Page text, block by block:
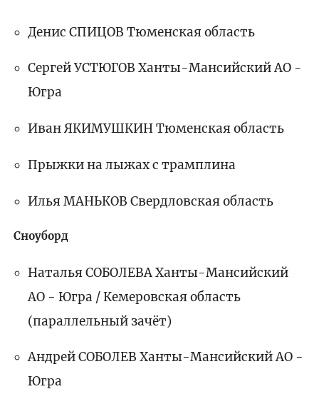
Денис СПИЦОВ Тюменская область
Сергей УСТЮГОВ Ханты-Мансийский АО -
Югра
Иван ЯКИМУШКИН Тюменская область
Прыжки на лыжах с трамплина
Илья МАНЬКОВ Свердловская область
Сноуборд
Наталья СОБОЛЕВА Ханты-Мансийский
АО - Югра / Кемеровская область
(параллельный зачёт)
Андрей СОБОЛЕВ Ханты-Мансийский АО -
Югра